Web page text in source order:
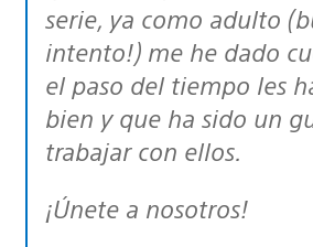
serie, ya como adulto
intento!) me he dado
el paso del tiempo les
bien y que ha sido un
trabajar con ellos.
¡Únete a nosotros!